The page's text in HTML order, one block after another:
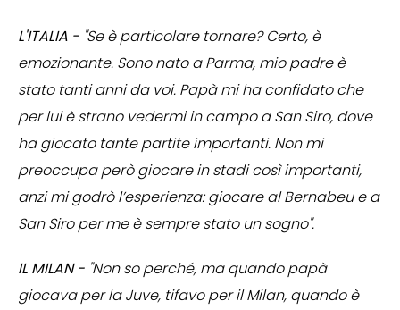
L'ITALIA - "Se è particolare tornare? Certo, è
emozionante. Sono nato a Parma, mio padre è
stato tanti anni da voi. Papà mi ha confidato che
per lui è strano vedermi in campo a San Siro, dove
ha giocato tante partite importanti. Non mi
preoccupa però giocare in stadi così importanti,
anzi mi godrò l’esperienza: giocare al Bernabeu e a
San Siro per me è sempre stato un sogno".
IL MILAN - "Non so perché, ma quando papà
giocava per la Juve, tifavo per il Milan, quando è